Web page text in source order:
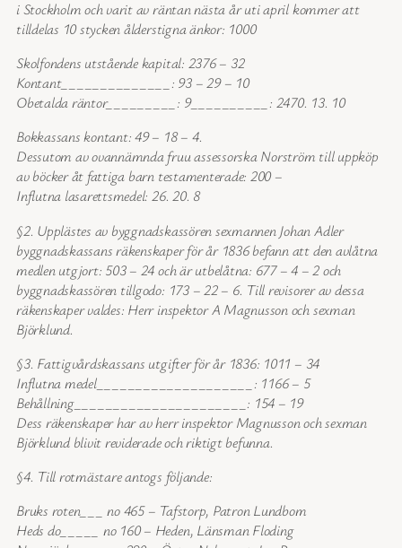
i Stockholm och varit av räntan nästa år uti april kommer att
tilldelas 10 stycken ålderstigna änkor: 1000
Skolfondens utstående kapital: 2376 – 32
Kontant______________: 93 – 29 – 10
Obetalda räntor_________: 9__________: 2470. 13. 10
Bokkassans kontant: 49 – 18 – 4.
Dessutom av ovannämnda fruu assessorska Norström till uppköp
av böcker åt fattiga barn testamenterade: 200 –
Influtna lasarettsmedel: 26. 20. 8
§2. Upplästes av byggnadskassören sexmannen Johan Adler
byggnadskassans räkenskaper för år 1836 befann att den avlåtna
medlen utgjort: 503 – 24 och är utbelåtna: 677 – 4 – 2 och
byggnadskassören tillgodo: 173 – 22 – 6. Till revisorer av dessa
räkenskaper valdes: Herr inspektor A Magnusson och sexman
Björklund.
§3. Fattigvårdskassans utgifter för år 1836: 1011 – 34
Influtna medel____________________: 1166 – 5
Behållning______________________: 154 – 19
Dess räkenskaper har av herr inspektor Magnusson och sexman
Björklund blivit reviderade och riktigt befunna.
§4. Till rotmästare antogs följande:
Bruks roten___ no 465 – Tafstorp, Patron Lundbom
Heds do_____ no 160 – Heden, Länsman Floding